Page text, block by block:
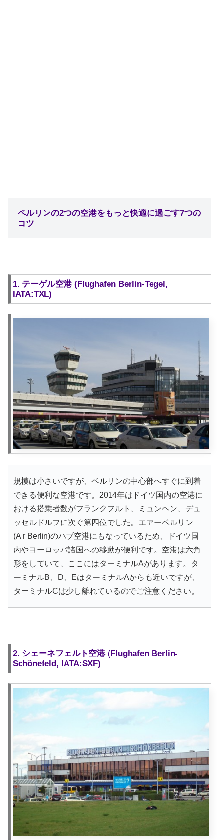
ベルリンの2つの空港をもっと快適に過ごす7つの
コツ
1. テーゲル空港 (Flughafen Berlin-Tegel,
IATA:TXL)
規模は小さいですが、ベルリンの中心部へすぐに到着
できる便利な空港です。2014年はドイツ国内の空港に
おける搭乗者数がフランクフルト、ミュンヘン、デュ
ッセルドルフに次ぐ第四位でした。エアーベルリン
(Air Berlin)のハブ空港にもなっているため、ドイツ国
内やヨーロッパ諸国への移動が便利です。空港は六角
形をしていて、ここにはターミナルAがあります。タ
ーミナルB、D、EはターミナルAからも近いですが、
ターミナルCは少し離れているのでご注意ください。
2. シェーネフェルト空港 (Flughafen Berlin-
Schönefeld, IATA:SXF)